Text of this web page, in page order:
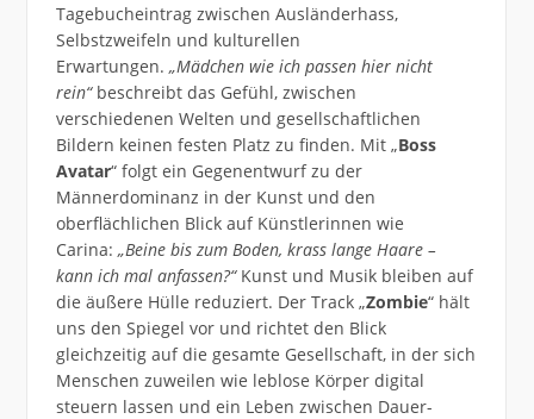
Tagebucheintrag zwischen Ausländerhass,
Selbstzweifeln und kulturellen
Erwartungen. „Mädchen wie ich passen hier nicht
rein“beschreibt das Gefühl, zwischen
verschiedenen Welten und gesellschaftlichen
Bildern keinen festen Platz zu finden. Mit „Boss
Avatar“ folgt ein Gegenentwurf zu der
Männerdominanz in der Kunst und den
oberflächlichen Blick auf Künstlerinnen wie
Carina: „Beine bis zum Boden, krass lange Haare –
kann ich mal anfassen?“Kunst und Musik bleiben auf
die äußere Hülle reduziert. Der Track „Zombie“ hält
uns den Spiegel vor und richtet den Blick
gleichzeitig auf die gesamte Gesellschaft, in der sich
Menschen zuweilen wie leblose Körper digital
steuern lassen und ein Leben zwischen Dauer-